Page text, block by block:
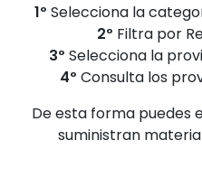
1º Selecciona la
2º Filtra por
3º Selecciona la
4º Consulta los
De esta forma puedes
suministran